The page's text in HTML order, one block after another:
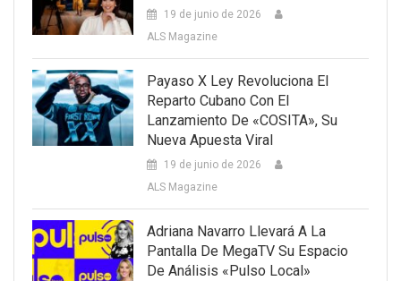
19 de junio de 2026
ALS Magazine
Payaso X Ley Revoluciona El
Reparto Cubano Con El
Lanzamiento De «COSITA», Su
Nueva Apuesta Viral
19 de junio de 2026
ALS Magazine
Adriana Navarro Llevará A La
Pantalla De MegaTV Su Espacio
De Análisis «Pulso Local»